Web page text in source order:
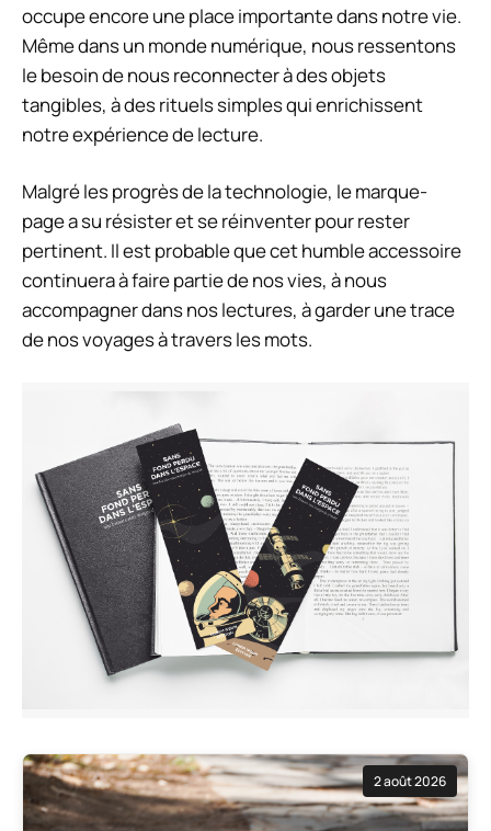
occupe encore une place importante dans notre vie.
Même dans un monde numérique, nous ressentons
le besoin de nous reconnecter à des objets
tangibles, à des rituels simples qui enrichissent
notre expérience de lecture.
Malgré les progrès de la technologie, le marque-
page a su résister et se réinventer pour rester
pertinent. Il est probable que cet humble accessoire
continuera à faire partie de nos vies, à nous
accompagner dans nos lectures, à garder une trace
de nos voyages à travers les mots.
2 août 2026